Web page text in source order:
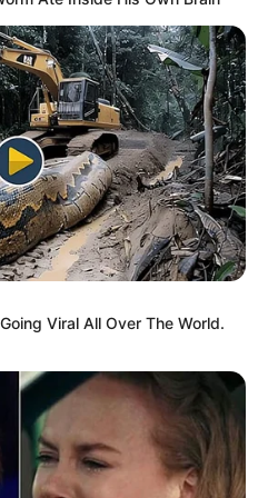
imVeranstaltungsplan für
Glenn Miller Orchestra
imVeranstaltungsplan für
ROCK-INN LIVE: LEGIONS
für Georgsmarien
Jazz - Eat and Talk im ART
The Hamburg Blues Band &
Kulturwelten Helmbrechts -
Klein Quartett im
Veranst
Martin Kälberer live im
Viral All Over The World.